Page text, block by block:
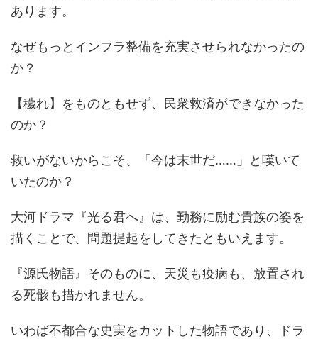
あります。
なぜもっとインフラ整備を充実させられなかったの
か？
【穢れ】をものともせず、民衆救済ができなかった
のか？
救いがないからこそ、「今は末世だ……」と嘆いて
いたのか？
大河ドラマ『光る君へ』は、勤務に励む貴族の姿を
描くことで、問題提起をしてきたともいえます。
『源氏物語』そのものに、天災も疫病も、放置され
る死骸も描かれません。
いわば不都合な史実をカットした物語であり、ドラ